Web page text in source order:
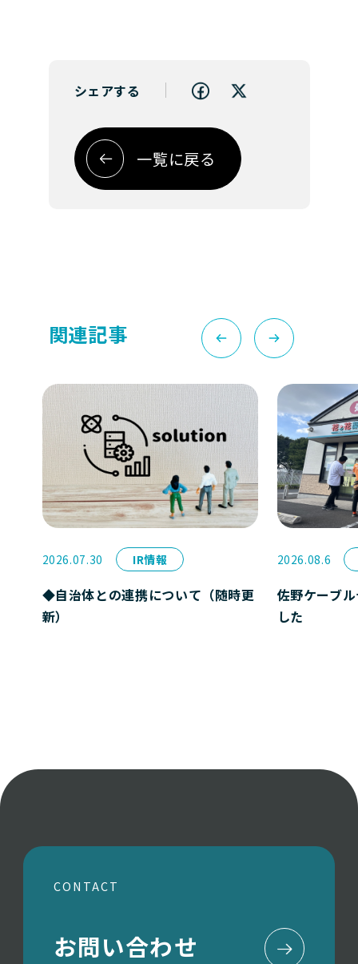
シェアする
一覧に戻る
関連記事
2026.07.30 IR情報
◆自治体との連携について（随時更
新）
2026.08.6
佐野ケーブ
した
CONTACT
お問い合わせ